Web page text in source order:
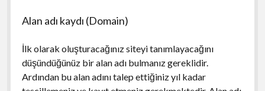
Alan adı kaydı (Domain)
İlk olarak oluşturacağınız siteyi tanımlayacağını
düşündüğünüz bir alan adı bulmanız gereklidir.
Ardından bu alan adını talep ettiğiniz yıl kadar